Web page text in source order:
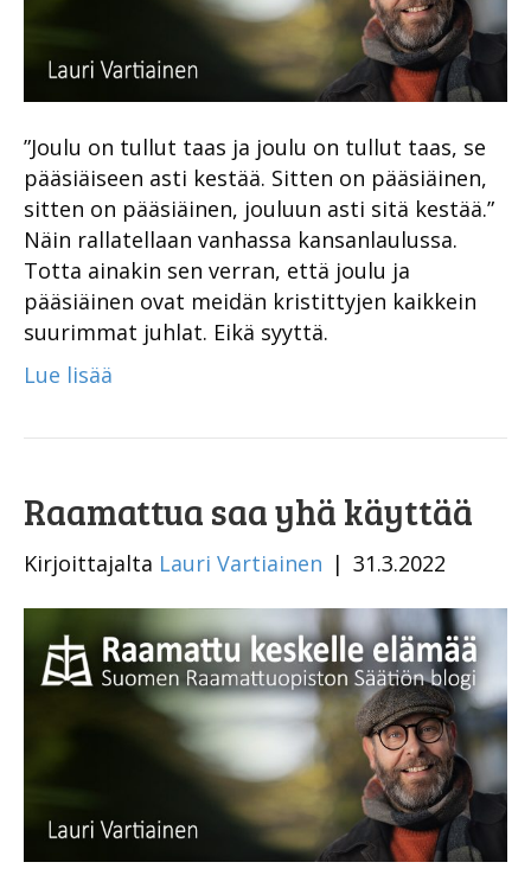
”Joulu on tullut taas ja joulu on tullut taas, se
pääsiäiseen asti kestää. Sitten on pääsiäinen,
sitten on pääsiäinen, jouluun asti sitä kestää.”
Näin rallatellaan vanhassa kansanlaulussa.
Totta ainakin sen verran, että joulu ja
pääsiäinen ovat meidän kristittyjen kaikkein
suurimmat juhlat. Eikä syyttä.
Lue lisää
Raamattua saa yhä käyttää
Kirjoittajalta Lauri Vartiainen | 31.3.2022